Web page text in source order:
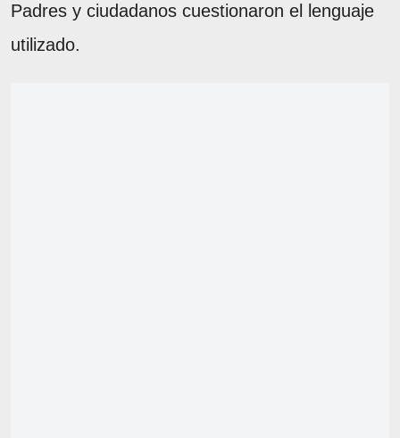
Padres y ciudadanos cuestionaron el lenguaje
utilizado.